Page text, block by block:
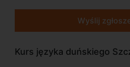
Wyślij
Kurs języka duńskiego